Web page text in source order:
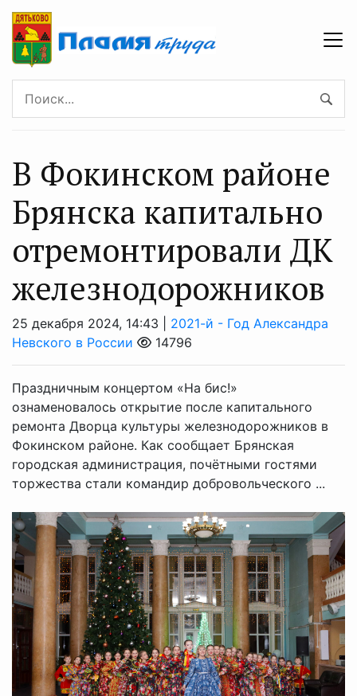
В Фокинском районе
Брянска капитально
отремонтировали ДК
железнодорожников
25 декабря 2024, 14:43 | 2021-й - Год Александра
Невского в России
14796
Праздничным концертом «На бис!»
ознаменовалось открытие после капитального
ремонта Дворца культуры железнодорожников в
Фокинском районе. Как сообщает Брянская
городская администрация, почётными гостями
торжества стали командир добровольческого ...